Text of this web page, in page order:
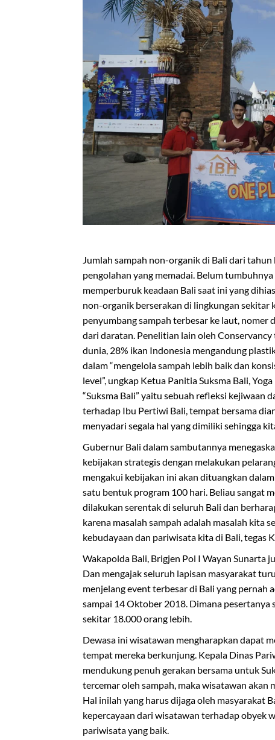
Jumlah sampah non-organik di Bali dari
pengolahan yang memadai. Belum
memperburuk keadaan Bali saat ini yang
non-organik berserakan di lingkungan sekitar
penyumbang sampah terbesar ke laut, nomer
dari daratan. Penelitian lain oleh
dunia, 28% ikan Indonesia mengandung
dalam “mengelola sampah lebih baik dan
level”, ungkap Ketua Panitia Suksma Bali,
“Suksma Bali” yaitu sebuah refleksi kejiwaan
terhadap Ibu Pertiwi Bali, tempat bersama
menyadari segala hal yang dimiliki sehingga
Gubernur Bali dalam sambutannya
kebijakan strategis dengan melakukan
mengakui kebijakan ini akan dituangkan
satu bentuk program 100 hari. Beliau sangat
dilakukan serentak di seluruh Bali dan
karena masalah sampah adalah masalah kita
kebudayaan dan pariwisata kita di Bali, tegas
Wakapolda Bali, Brigjen Pol I Wayan Sunarta
Dan mengajak seluruh lapisan masyarakat
menjelang event terbesar di Bali yang pernah
sampai 14 Oktober 2018. Dimana pesertanya
sekitar 18.000 orang lebih.
Dewasa ini wisatawan mengharapkan dapat
tempat mereka berkunjung. Kepala Dinas
mendukung penuh gerakan bersama untuk
tercemar oleh sampah, maka wisatawan akan
Hal inilah yang harus dijaga oleh masyarakat
kepercayaan dari wisatawan terhadap obyek
pariwisata yang baik.